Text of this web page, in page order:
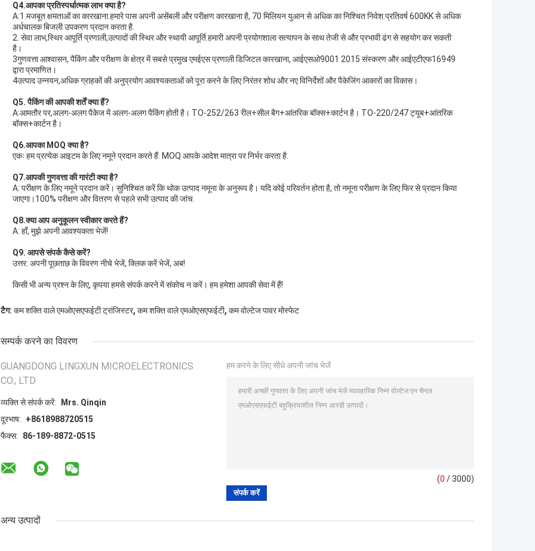
Q4.आपका प्रतिस्पर्धात्मक लाभ क्या है?
A:1.मजबूत क्षमताओं का कारखाना.हमारे पास अपनी असेंबली और परीक्षण कारखाना है, 70 मिलियन युआन से अधिक का निश्चित निवेश.प्रतिवर्ष 600KK से अधिक
अर्धचालक बिजली उपकरण प्रदान करता है.
2. सेवा लाभ,स्थिर आपूर्ति प्रणाली,उत्पादों की स्थिर और स्थायी आपूर्ति.हमारी अपनी प्रयोगशाला सत्यापन के साथ तेजी से और प्रभावी ढंग से सहयोग कर सकती
है।
3गुणवत्ता आश्वासन, पैकिंग और परीक्षण के क्षेत्र में सबसे प्रमुख एमईएस प्रणाली डिजिटल कारखाना, आईएसओ9001 2015 संस्करण और आईएटीएफ16949
द्वारा प्रमाणित।
4उत्पाद उन्नयन,अधिक ग्राहकों की अनुप्रयोग आवश्यकताओं को पूरा करने के लिए निरंतर शोध और नए विनिर्देशों और पैकेजिंग आकारों का विकास।
Q5. पैकिंग की आपकी शर्तें क्या हैं?
A:आमतौर पर,अलग-अलग पैकेज में अलग-अलग पैकिंग होती है। TO-252/263 रील+सील बैग+आंतरिक बॉक्स+कार्टन है। TO-220/247 ट्यूब+आंतरिक
बॉक्स+कार्टन है।
Q6.आपका MOQ क्या है?
एकः हम प्रत्येक आइटम के लिए नमूने प्रदान करते हैं. MOQ आपके आदेश मात्रा पर निर्भर करता है.
Q7.आपकी गुणवत्ता की गारंटी क्या है?
A: परीक्षण के लिए नमूने प्रदान करें। सुनिश्चित करें कि थोक उत्पाद नमूना के अनुरूप है। यदि कोई परिवर्तन होता है, तो नमूना परीक्षण के लिए फिर से प्रदान किया
जाएगा।100% परीक्षण और वितरण से पहले सभी उत्पाद की जांच.
Q8.क्या आप अनुकूलन स्वीकार करते हैं?
A: हाँ, मुझे अपनी आवश्यकता भेजें!
Q9. आपसे संपर्क कैसे करें?
उत्तर: अपनी पूछताछ के विवरण नीचे भेजें, क्लिक करें भेजें, अब!
किसी भी अन्य प्रश्न के लिए, कृपया हमसे संपर्क करने में संकोच न करें। हम हमेशा आपकी सेवा में हैं!
टैग: कम शक्ति वाले एमओएसएफईटी ट्रांजिस्टर, कम शक्ति वाले एमओएसएफईटी, कम वोल्टेज पावर मोस्फेट
सम्पर्क करने का विवरण
GUANGDONG LINGXUN MICROELECTRONICS
CO., LTD
व्यक्ति से संपर्क करें:
Mrs. Qinqin
दूरभाष:
+8618988720515
फैक्स:
86-189-8872-0515
हम करने के लिए सीधे अपनी जांच भेजें
(0 / 3000)
अन्य उत्पादों